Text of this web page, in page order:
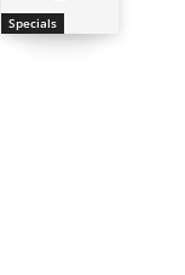
Specials